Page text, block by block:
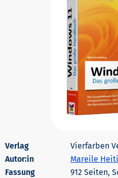
Vierfarben
Autor:in
Mareile
912 Seiten,